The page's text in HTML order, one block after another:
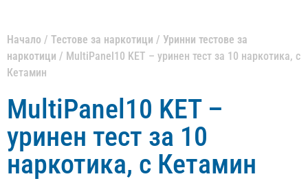
Начало / Тестове за наркотици / Уринни тестове за
наркотици / MultiPanel10 KET – уринен тест за 10 наркотика, с
Кетамин
MultiPanel10 KET –
уринен тест за 10
наркотика, с Кетамин